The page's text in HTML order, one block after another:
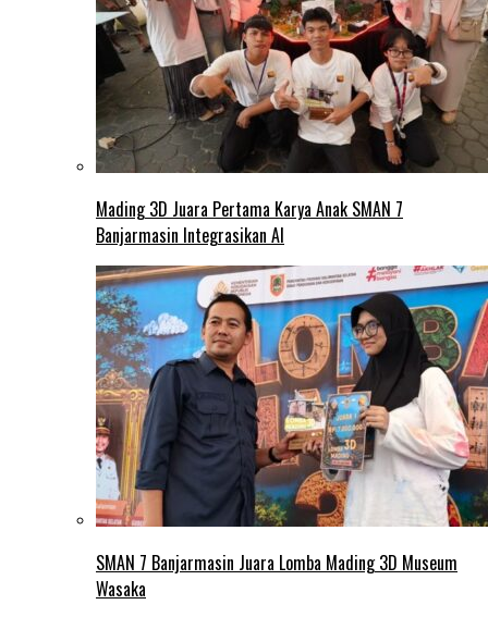
Mading 3D Juara Pertama Karya Anak SMAN 7
Banjarmasin Integrasikan AI
SMAN 7 Banjarmasin Juara Lomba Mading 3D Museum
Wasaka